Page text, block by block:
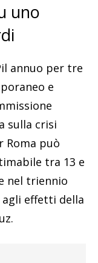
uno
annuo per tre
e
sulla crisi
Roma può
tra 13 e
nel triennio
effetti della